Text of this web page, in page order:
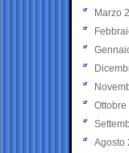
Marzo
Ottobre
Agosto